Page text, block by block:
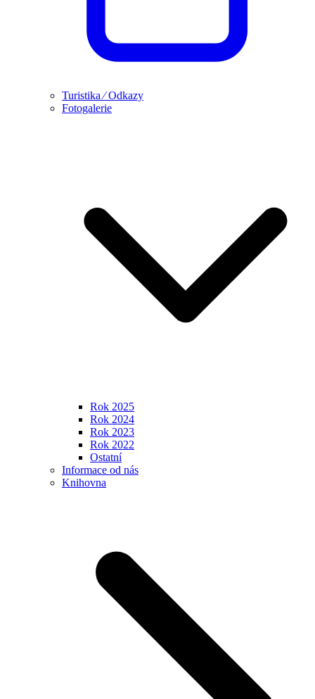
Turistika ⁄ Odkazy
Fotogalerie
Rok 2025
Rok 2024
Rok 2023
Rok 2022
Ostatní
Informace od nás
Knihovna